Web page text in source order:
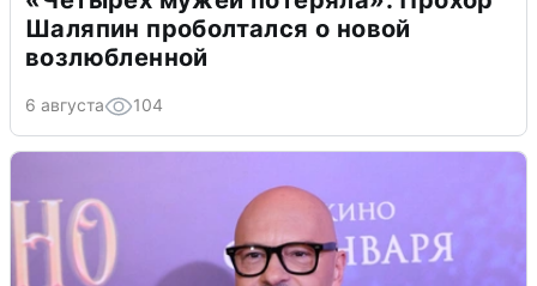
Шаляпин проболтался о новой
возлюбленной
6 августа 104